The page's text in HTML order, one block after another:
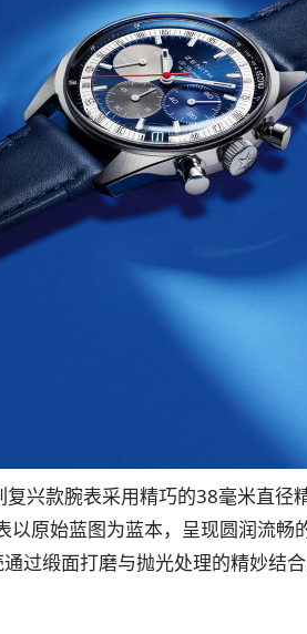
复兴款腕表采用精巧的38毫米直
以原始蓝图为蓝本，呈现圆润流畅
过缎面打磨与抛光处理的精妙结